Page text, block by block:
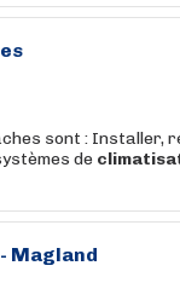
sont : Installer,
de
- Magland